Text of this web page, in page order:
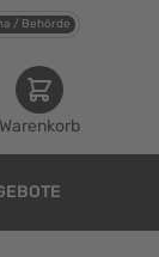
/ Behörde
Warenkorb